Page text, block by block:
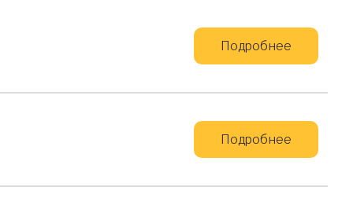
Подробнее
Подробнее